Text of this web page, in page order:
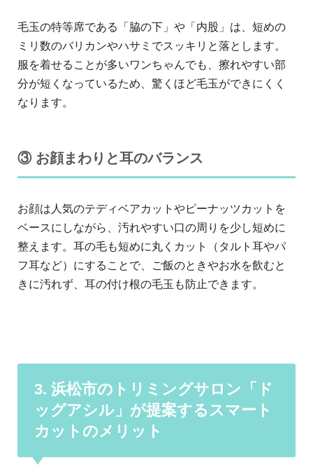
毛玉の特等席である「脇の下」や「内股」は、短めの
ミリ数のバリカンやハサミでスッキリと落とします。
服を着せることが多いワンちゃんでも、擦れやすい部
分が短くなっているため、驚くほど毛玉ができにくく
なります。
③ お顔まわりと耳のバランス
お顔は人気のテディベアカットやピーナッツカットを
ベースにしながら、汚れやすい口の周りを少し短めに
整えます。耳の毛も短めに丸くカット（タルト耳やパ
フ耳など）にすることで、ご飯のときやお水を飲むと
きに汚れず、耳の付け根の毛玉も防止できます。
3. 浜松市のトリミングサロン「ド
ッグアシル」が提案するスマート
カットのメリット